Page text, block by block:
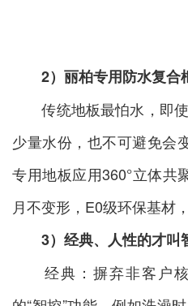
2）丽柏专用防水复合
传统地板最怕水，即使
少量水份，也不可避免会
专用地板应用360°立体共
月不变形，E0级环保基材
3） 经典、人性的才叫
经典：摒弃非客户核